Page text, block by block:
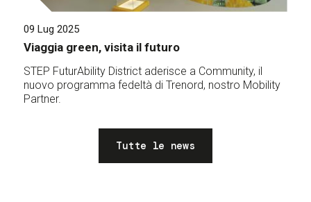
09 Lug 2025
Viaggia green, visita il futuro
STEP FuturAbility District aderisce a Community, il
nuovo programma fedeltà di Trenord, nostro Mobility
Partner.
Tutte le news